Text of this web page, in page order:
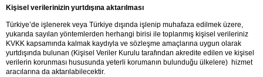
Kişisel verilerinizin yurtdışına aktarılması
Türkiye’de işlenerek veya Türkiye dışında işlenip muhafaza edilmek üzere,
yukarıda sayılan yöntemlerden herhangi birisi ile toplanmış kişisel verileriniz
KVKK kapsamında kalmak kaydıyla ve sözleşme amaçlarına uygun olarak
yurtdışında bulunan (Kişisel Veriler Kurulu tarafından akredite edilen ve kişisel
verilerin korunması hususunda yeterli korumanın bulunduğu ülkelere)  hizmet
aracılarına da aktarılabilecektir.